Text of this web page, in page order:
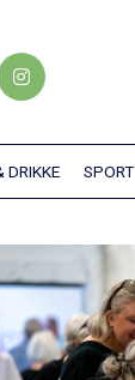
DRIKKE SPORT